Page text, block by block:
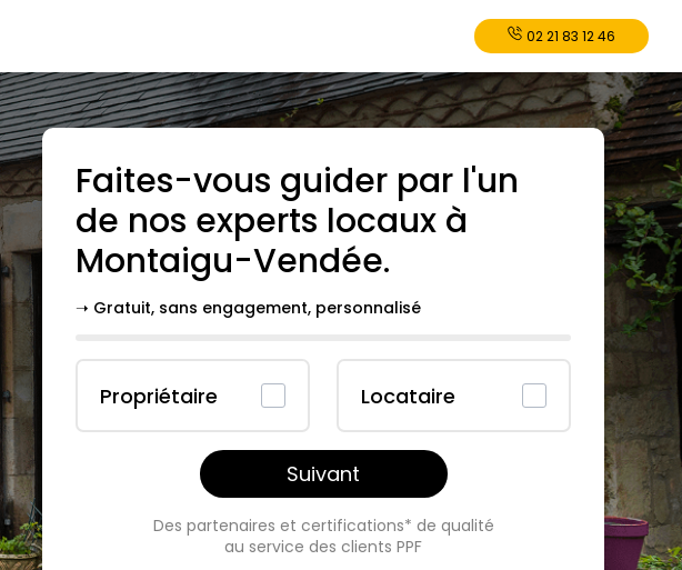
02 21 83 12 46
Faites-vous guider par l'un
de nos experts locaux à
Montaigu-Vendée.
➝ Gratuit, sans engagement, personnalisé
Propriétaire Locataire
Suivant
Des partenaires et certifications* de qualité
au service des clients PPF